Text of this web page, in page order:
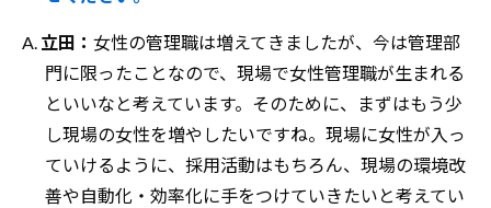
A. 立田： 女性の管理職は増えてきましたが、今は管理部
門に限ったことなので、現場で女性管理職が生まれる
といいなと考えています。そのために、まずはもう少
し現場の女性を増やしたいですね。現場に女性が入っ
ていけるように、採用活動はもちろん、現場の環境改
善や自動化・効率化に手をつけていきたいと考えてい